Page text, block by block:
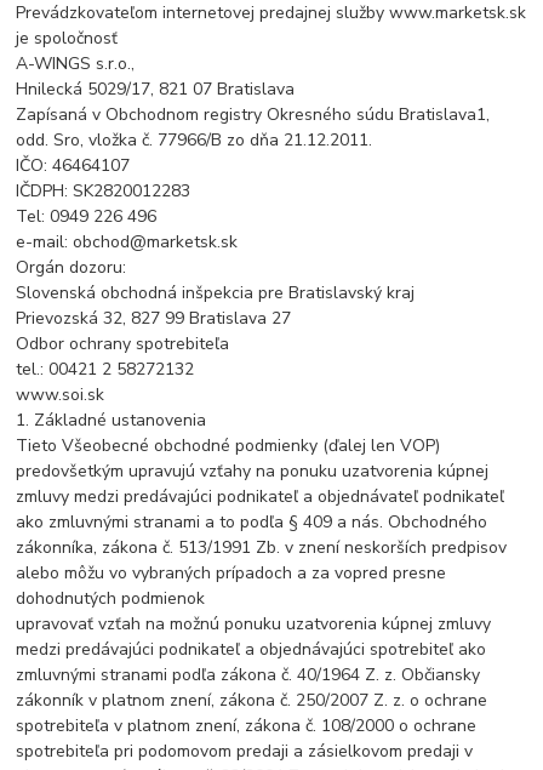
Prevádzkovateľom internetovej predajnej služby www.marketsk.sk
je spoločnosť
A-WINGS s.r.o.,
Hnilecká 5029/17, 821 07 Bratislava
Zapísaná v Obchodnom registry Okresného súdu Bratislava1,
odd. Sro, vložka č. 77966/B zo dňa 21.12.2011.
IČO: 46464107
IČDPH: SK2820012283
Tel: 0949 226 496
e-mail: obchod@marketsk.sk
Orgán dozoru:
Slovenská obchodná inšpekcia pre Bratislavský kraj
Prievozská 32, 827 99 Bratislava 27
Odbor ochrany spotrebiteľa
tel.: 00421 2 58272132
www.soi.sk
1. Základné ustanovenia
Tieto Všeobecné obchodné podmienky (ďalej len VOP)
predovšetkým upravujú vzťahy na ponuku uzatvorenia kúpnej
zmluvy medzi predávajúci podnikateľ a objednávateľ podnikateľ
ako zmluvnými stranami a to podľa § 409 a nás. Obchodného
zákonníka, zákona č. 513/1991 Zb. v znení neskorších predpisov
alebo môžu vo vybraných prípadoch a za vopred presne
dohodnutých podmienok
upravovať vzťah na možnú ponuku uzatvorenia kúpnej zmluvy
medzi predávajúci podnikateľ a objednávajúci spotrebiteľ ako
zmluvnými stranami podľa zákona č. 40/1964 Z. z. Občiansky
zákonník v platnom znení, zákona č. 250/2007 Z. z. o ochrane
spotrebiteľa v platnom znení, zákona č. 108/2000 o ochrane
spotrebiteľa pri podomovom predaji a zásielkovom predaji v